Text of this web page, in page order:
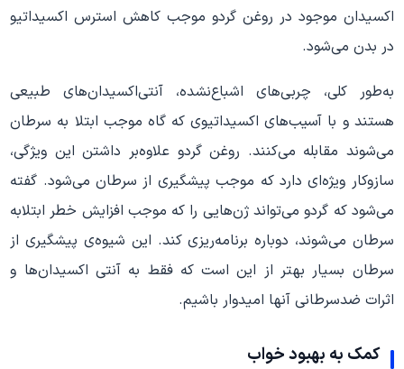
اکسیدان موجود در روغن گردو موجب کاهش استرس اکسیداتیو
در بدن می‌شود.
به‌طور کلی، چربی‌های اشباع‌نشده، آنتی‌اکسیدان‌های طبیعی
هستند و با آسیب‌های اکسیداتیوی که گاه موجب ابتلا‌ به سرطان
می‌شوند مقابله می‌کنند. روغن گردو علاوه‌بر داشتن این ویژگی،
سازوکار ویژه‌ای دارد که موجب پیشگیری از سرطان می‌شود. گفته
می‌شود که گردو می‌تواند ژن‌هایی را که موجب افزایش خطر ابتلابه
سرطان می‌شوند، دوباره برنامه‌ریزی کند. این شیوه‌ی پیشگیری از
سرطان بسیار بهتر از این است که فقط به آنتی اکسیدان‌ها و
اثرات ضدسرطانی آنها امیدوار باشیم.
کمک به بهبود خواب